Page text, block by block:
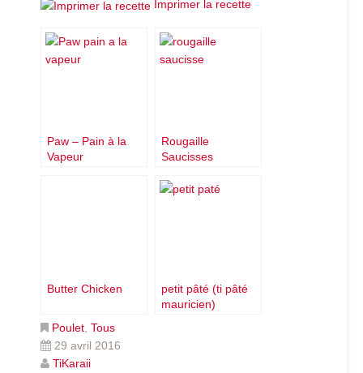
Imprimer la recette
Paw – Pain à la
Vapeur
Rougaille
Saucisses
Butter Chicken
petit pâté (ti pâté
mauricien)
Poulet Tous
29 avril 2016
TiKaraii